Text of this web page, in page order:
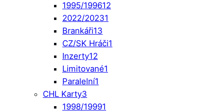
1995/199612
2022/20231
Brankáři13
CZ/SK Hráči1
Inzerty12
Limitované1
Paralelní1
CHL Karty3
1998/19991